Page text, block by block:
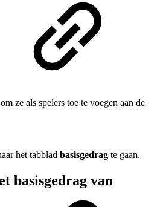
ze als spelers toe te voegen aan de
het tabblad basisgedrag te gaan.
basisgedrag van